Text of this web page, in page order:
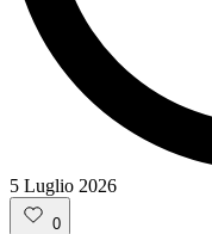
5 Luglio 2026
0